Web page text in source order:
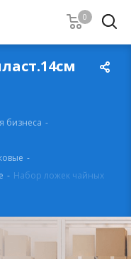
0
бизнеса -
-
- Набор ложек чайных